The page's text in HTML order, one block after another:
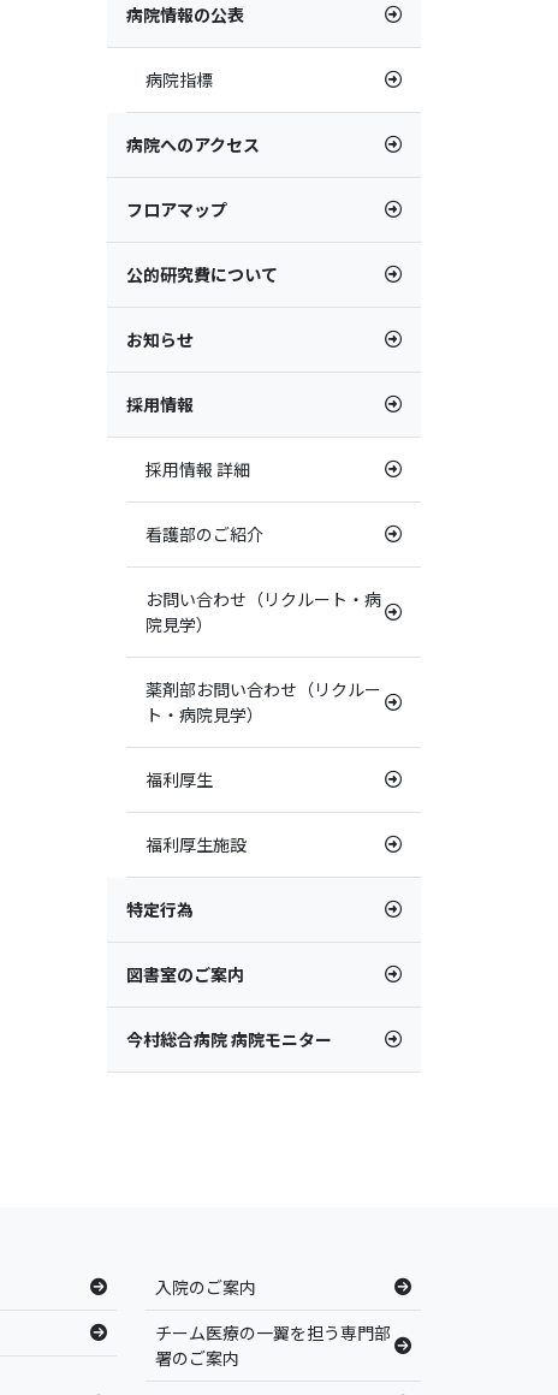
病院情報の公表
病院指標
病院へのアクセス
フロアマップ
公的研究費について
お知らせ
採用情報
採用情報 詳細
看護部のご紹介
お問い合わせ（リクルート・病
院見学）
薬剤部お問い合わせ（リクルー
ト・病院見学）
福利厚生
福利厚生施設
特定行為
図書室のご案内
今村総合病院 病院モニター
入院のご案内
チーム医療の一翼を担う専門部
署のご案内